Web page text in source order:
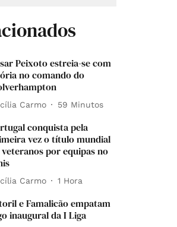
Peixoto estreia-se com
no comando do
Carmo 59 Minutos
conquista pela
vez o título mundial
veteranos por equipas no
Carmo 1 Hora
e Famalicão empatam
inaugural da I Liga